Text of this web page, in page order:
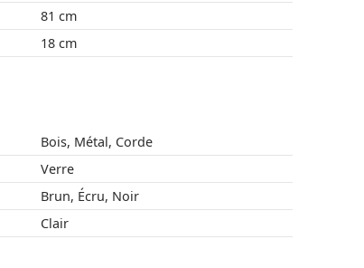
81 cm
18 cm
Bois, Métal, Corde
Verre
Brun, Écru, Noir
Clair